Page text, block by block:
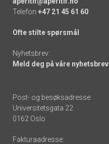
Telefon +47 21 45 61 60
Ofte stilte spørsmål
Nyhetsbrev:
Meld deg på våre nyhetsbrev
Post- og besøksadresse:
Universitetsgata 22
0162 Oslo
Fakturaadresse: